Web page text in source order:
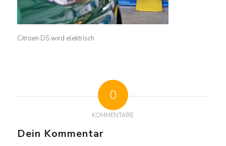
Citroen DS wird elektrisch
0
KOMMENTARE
Dein Kommentar